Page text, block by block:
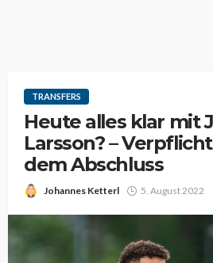
TRANSFERS
Heute alles klar mit
Larsson? –
dem Abschluss
Johannes Ketterl 5. August 2022